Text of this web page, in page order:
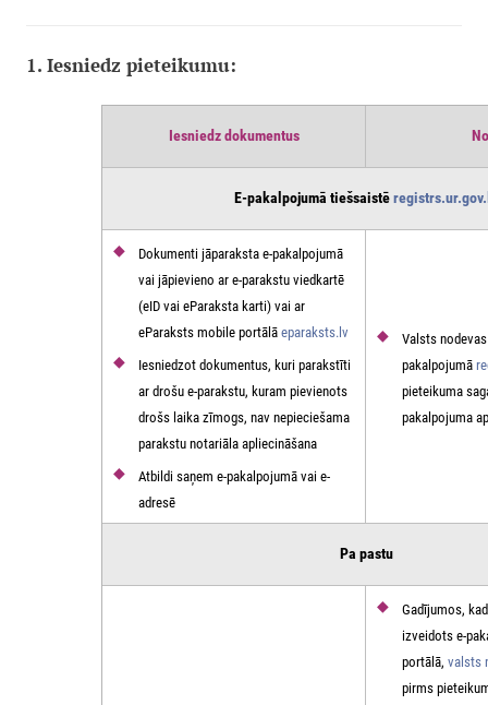
1. Iesniedz pieteikumu:
Iesniedz dokumentus
E-pakalpojumā tiešsaistē
Dokumenti jāparaksta e-pakalpojumā
vai jāpievieno ar e-parakstu viedkartē
(eID vai eParaksta karti) vai ar
eParaksts mobile portālā eparaksts.lv
Iesniedzot dokumentus, kuri parakstīti
ar drošu e-parakstu, kuram pievienots
drošs laika zīmogs, nav nepieciešama
parakstu notariāla apliecināšana
Atbildi saņem e-pakalpojumā vai e-
adresē
Valsts
pakalpojumā
pieteikuma
pakalpojuma
Pa pastu
Gadījumos,
izveidots e-
portālā, valsts
pirms